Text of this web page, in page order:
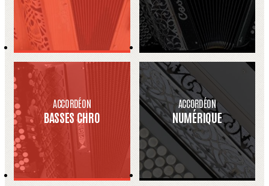
ACCORDÉON
BASSES CHRO
ACCORDÉON
NUMÉRIQUE